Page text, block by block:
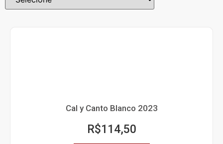
Cal y Canto Blanco 2023
R$114,50